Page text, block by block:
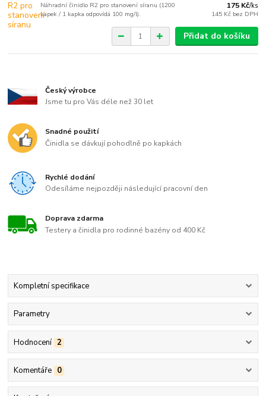
Náhradní činidlo R2 pro stanovení síranu (1200
kapek / 1 kapka odpovídá 100 mg/l).
175 Kč/ks
145 Kč bez DPH
Přidat do košíku
Český výrobce
Jsme tu pro Vás déle než 30 let
Snadné použití
Činidla se dávkují pohodlně po kapkách
Rychlé dodání
Odesíláme nejpozději následující pracovní den
Doprava zdarma
Testery a činidla pro rodinné bazény od 400 Kč
Kompletní specifikace
Parametry
Hodnocení 2
Komentáře 0